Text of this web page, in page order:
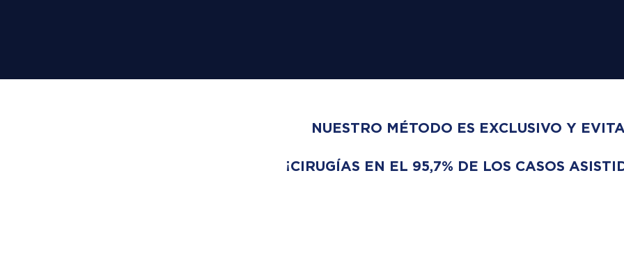
NUESTRO MÉTODO ES EXCLUSIVO Y
¡CIRUGÍAS EN EL 95,7% DE LOS CASOS